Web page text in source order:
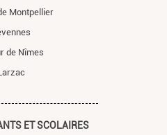
Montpellier
de Nîmes
ET SCOLAIRES